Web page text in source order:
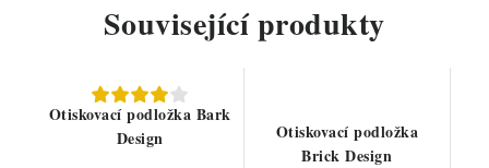
Související produkty
Otiskovací podložka Bark
Design
Otiskovací podložka
Brick Design